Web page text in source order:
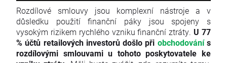
Rozdílové smlouvy jsou komplexní nástroje a v
důsledku použití finanční páky jsou spojeny s
vysokým rizikem rychlého vzniku finanční ztráty. U 77
% účtů retailových investorů došlo při obchodovánís
rozdílovými smlouvami u tohoto poskytovatele ke